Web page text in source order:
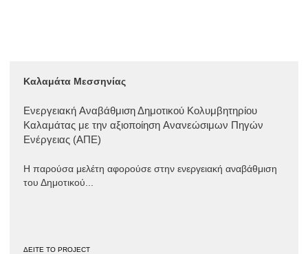
Καλαμάτα Μεσσηνίας
Ενεργειακή Aναβάθμιση Δημοτικού Κολυμβητηρίου
Καλαμάτας με την αξιοποίηση Aνανεώσιμων Πηγών
Ενέργειας (ΑΠΕ)
Η παρούσα μελέτη αφορούσε στην ενεργειακή αναβάθμιση
του Δημοτικού...
ΔΕΙΤΕ ΤΟ PROJECT